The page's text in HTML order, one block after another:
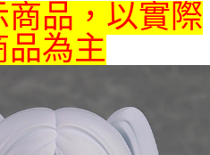
品，以實際
品為主